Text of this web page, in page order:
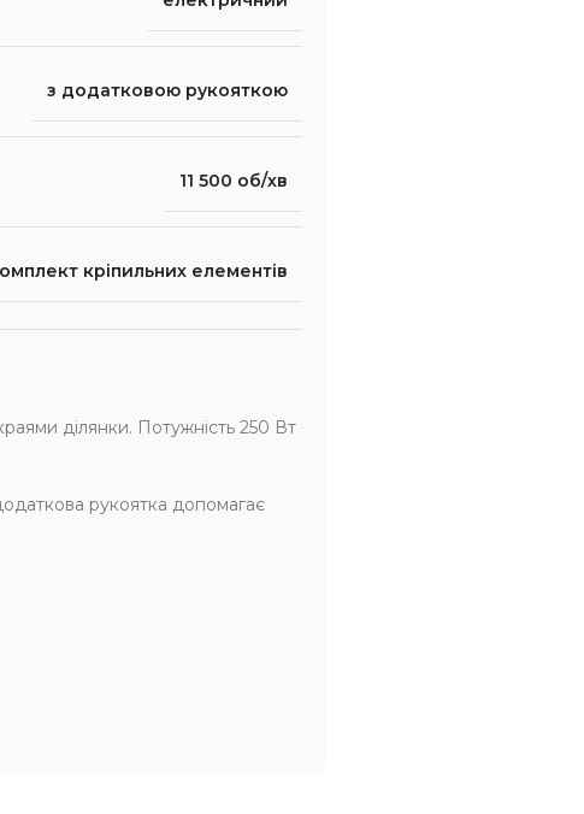
з додатковою рукояткою
11 500 об/хв
кріпильних елементів
ділянки. Потужність 250 Вт
рукоятка допомагає